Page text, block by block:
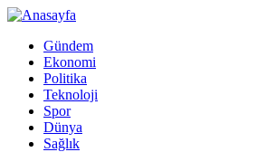
Gündem
Ekonomi
Politika
Teknoloji
Spor
Dünya
Sağlık